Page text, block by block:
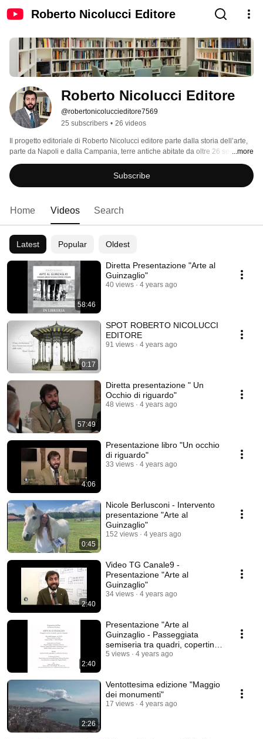
Roberto Nicolucci Editore
Roberto Nicolucci Editore
@robertonicoluccieditore7569
25 subscribers • 26 videos
Il progetto editoriale di Roberto Nicolucci editore parte dalla storia dell’arte,
parte da Napoli e dalla Campania, terre antiche abitate da oltre 26 secoli e
che hanno dato all’arte e alla bellezza infinite opere e opportunità di
conoscenza.
...more
Subscribe
Home Videos Search
Latest Popular Oldest
58:46
Diretta Presentazione "Arte al
Guinzaglio"
40 views 4 years ago
0:17
SPOT ROBERTO NICOLUCCI
EDITORE
91 views 4 years ago
57:49
Diretta presentazione " Un
Occhio di riguardo"
48 views 4 years ago
4:06
Presentazione libro "Un occhio
di riguardo"
33 views 4 years ago
0:45
Nicole Berlusconi - Intervento
presentazione "Arte al
Guinzaglio"
152 views 4 years ago
2:40
Video TG Canale9 -
Presentazione "Arte al
Guinzaglio"
34 views 4 years ago
2:40
Presentazione "Arte al
Guinzaglio - Passeggiata
semiseria tra quadri, copertine
e fotografie"
5 views 4 years ago
2:26
Ventottesima edizione "Maggio
dei monumenti"
17 views 4 years ago